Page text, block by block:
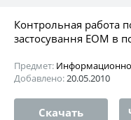
Контрольная работа
застосування ЕОМ в
Предмет:
Добавлено:20.05.2010
Скачать